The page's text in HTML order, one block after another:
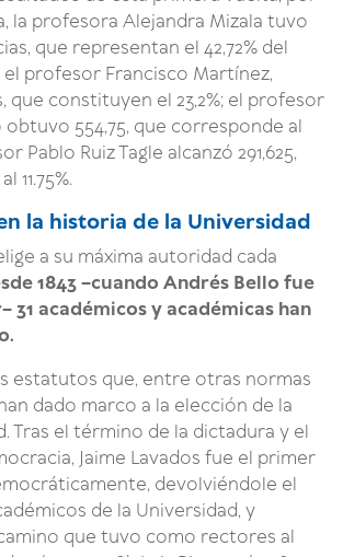
la profesora Alejandra Mizala tuvo
que representan el 42,72% del
profesor Francisco Martínez,
que constituyen el 23,2%; el profesor
obtuvo 554,75, que corresponde al
Pablo Ruiz Tagle alcanzó 291,625,
11.75%.
la historia de la Universidad
a su máxima autoridad cada
1843 –cuando Andrés Bello fue
31 académicos y académicas han
estatutos que, entre otras normas
dado marco a la elección de la
Tras el término de la dictadura y el
Jaime Lavados fue el primer
devolviéndole el
de la Universidad, y
que tuvo como rectores al